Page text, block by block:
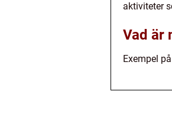
aktiviteter
Vad är
Exempel